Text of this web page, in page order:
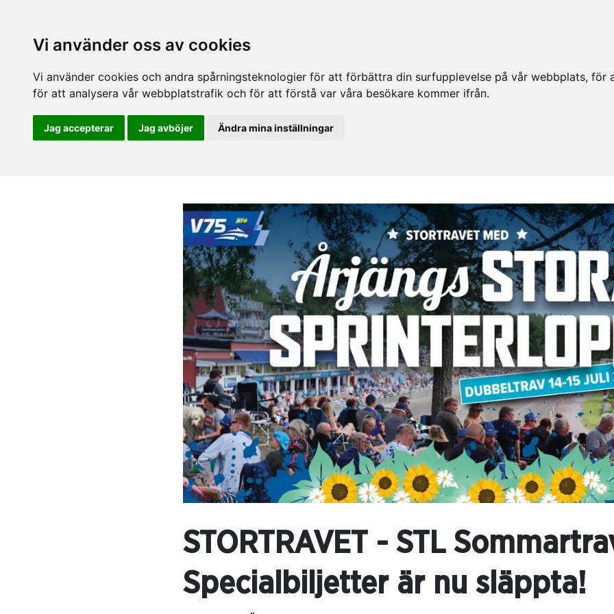
Vi använder oss av cookies
Vi använder cookies och andra spårningsteknologier för att förbättra din surfupplevelse på vår webbplats, för
för att analysera vår webbplatstrafik och för att förstå var våra besökare kommer ifrån.
Jag accepterar Jag avböjer Ändra mina inställningar
STORTRAVET - STL
Specialbiljetter är nu släppta!